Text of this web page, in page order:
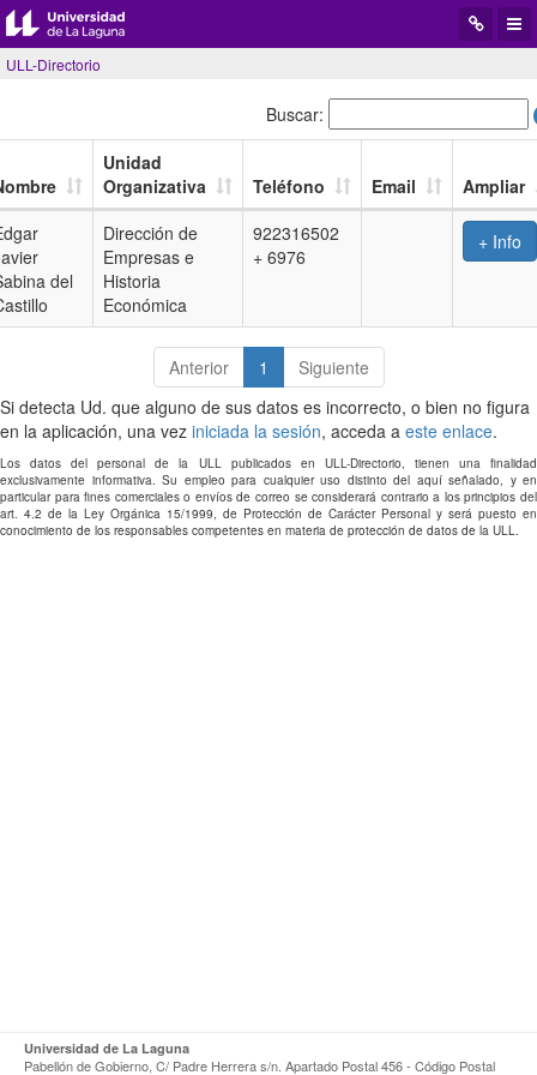
Desplegar
menú
ULL-Directorio
Buscar:
Unidad
Organizativa
Teléfono Email
Ampliar
del
Dirección de
Empresas e
Historia
Económica
922316502
+ 6976
+ Info
Anterior 1
Siguiente
Si detecta Ud. que alguno de sus datos es incorrecto, o bien no figura
en la aplicación, una vez iniciada la sesión, acceda a este enlace.
Los datos del personal de la ULL publicados en ULL-Directorio, tienen una finalidad
exclusivamente informativa. Su empleo para cualquier uso distinto del aquí señalado, y en
particular para fines comerciales o envíos de correo se considerará contrario a los principios del
art. 4.2 de la Ley Orgánica 15/1999, de Protección de Carácter Personal y será puesto en
conocimiento de los responsables competentes en materia de protección de datos de la ULL.
Universidad de La Laguna
Pabellón de Gobierno, C/ Padre Herrera s/n. Apartado Postal 456 - Código Postal